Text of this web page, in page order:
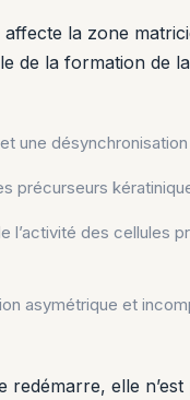
affecte la zone
de la formation de
une
précurseurs
l’activité des cellules
asymétrique et
redémarre, elle n’est